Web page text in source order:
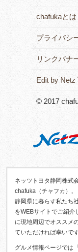
chafukaとは
プライバシ
リンクバナ
Edit by Netz
© 2017
ネッツトヨタ静岡株式
chafuka（チャフカ）。
静岡県に暮らす私たち
をWEBサイトでご紹介
に現地周辺でオススメ
ていただければ幸いです
グルメ情報ページでは